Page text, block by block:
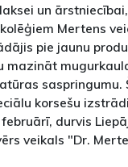
un
Mertens
pie jaunu
mazināt
saspringumu.
korsešu
durvis
veikals "Dr.